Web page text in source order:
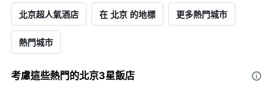
北京超人氣酒店 在 北京 的地標 更多熱門城市
熱門城市
考慮這些熱門的北京3星​飯店